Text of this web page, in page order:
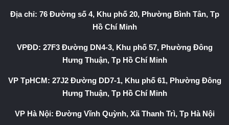
Địa chỉ: 76 Đường số 4, Khu phố 20, Phường Bình Tân, Tp
Hồ Chí Minh
VPĐD: 27F3 Đường DN4-3, Khu phố 57, Phường Đông
Hưng Thuận, Tp Hồ Chí Minh
VP TpHCM: 27J2 Đường DD7-1, Khu phố 61, Phường Đông
Hưng Thuận, Tp Hồ Chí Minh
VP Hà Nội: Đường Vĩnh Quỳnh, Xã Thanh Trì, Tp Hà Nội